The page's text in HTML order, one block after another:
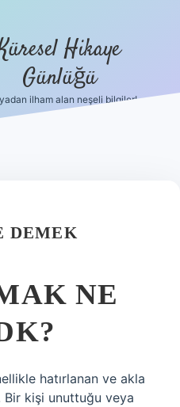
Hikaye
Günlüğü
ilham alan neşeli bilgiler!
DEMEK
NE
hatırlanan ve akla
Bir kişi unuttuğu veya